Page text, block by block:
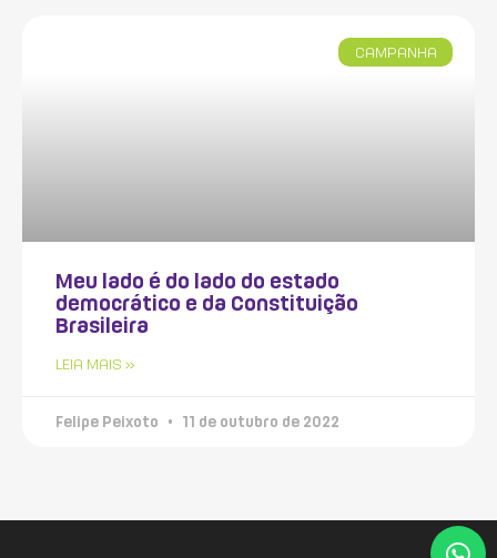
CAMPANHA
Meu lado é do lado do estado
democrático e da Constituição
Brasileira
LEIA MAIS »
Felipe Peixoto 11 de outubro de 2022